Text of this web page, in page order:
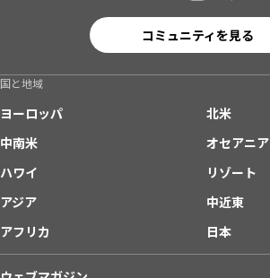
コミュニティを見る
国と地域
ヨーロッパ
北米
中南米
オセアニア
ハワイ
リゾート
アジア
中近東
アフリカ
日本